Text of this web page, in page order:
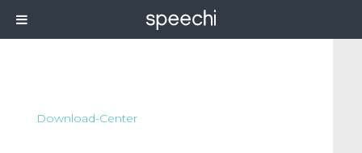
Download-Center